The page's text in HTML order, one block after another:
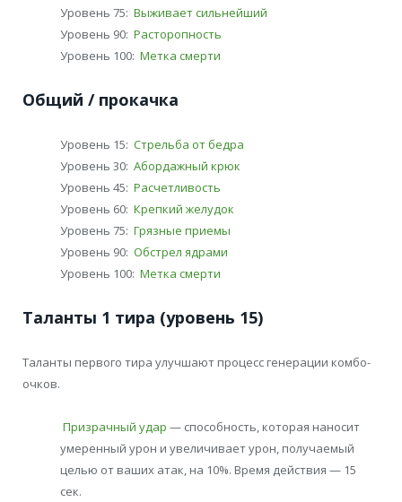
Уровень 75: Выживает сильнейший
Уровень 90: Расторопность
Уровень 100: Метка смерти
Общий / прокачка
Уровень 15: Стрельба от бедра
Уровень 30: Абордажный крюк
Уровень 45: Расчетливость
Уровень 60: Крепкий желудок
Уровень 75: Грязные приемы
Уровень 90: Обстрел ядрами
Уровень 100: Метка смерти
Таланты 1 тира (уровень 15)
Таланты первого тира улучшают процесс генерации комбо-
очков.
Призрачный удар — способность, которая наносит
умеренный урон и увеличивает урон, получаемый
целью от ваших атак, на 10%. Время действия — 15
сек.